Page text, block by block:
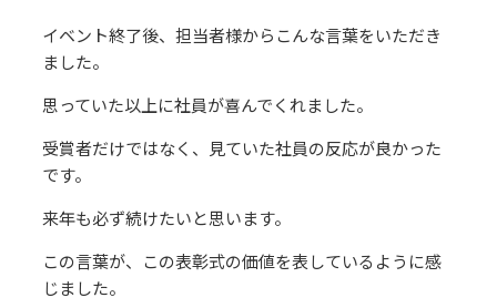
イベント終了後、担当者様からこんな言葉をいただき
ました。
思っていた以上に社員が喜んでくれました。
受賞者だけではなく、見ていた社員の反応が良かった
です。
来年も必ず続けたいと思います。
この言葉が、この表彰式の価値を表しているように感
じました。